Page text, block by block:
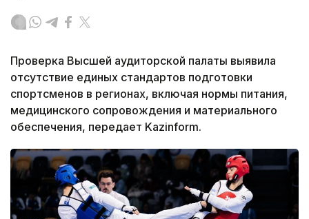
Проверка Высшей аудиторской палаты выявила
отсутствие единых стандартов подготовки
спортсменов в регионах, включая нормы питания,
медицинского сопровождения и материального
обеспечения, передает Kazinform.